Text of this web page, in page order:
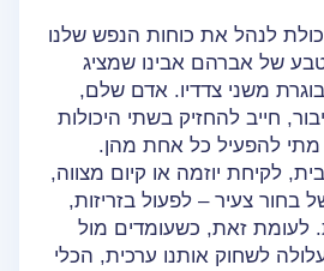
לנהל את כוחות הנפש שלנו
של אברהם אבינו שמציג
משני צדדיו. אדם שלם,
חייב להחזיק בשתי היכולות
מתי להפעיל כל אחת מהן.
לקיחת יוזמה או קיום מצווה,
בחור צעיר – לפעול בזריזות,
לעומת זאת, כשעומדים מול
לשחוק אותנו ערכית, הכלי